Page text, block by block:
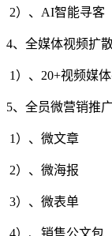
2）、AI智能寻客
4、全媒体视频扩
1）、20+视频媒
5、全员微营销推
1）、微文章
2）、微海报
3）、微表单